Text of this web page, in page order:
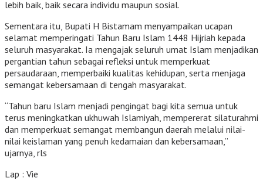
lebih baik, baik secara individu maupun sosial.
Sementara itu, Bupati H Bistamam menyampaikan ucapan
selamat memperingati Tahun Baru Islam 1448 Hijriah kepada
seluruh masyarakat. Ia mengajak seluruh umat Islam menjadikan
pergantian tahun sebagai refleksi untuk memperkuat
persaudaraan, memperbaiki kualitas kehidupan, serta menjaga
semangat kebersamaan di tengah masyarakat.
“Tahun baru Islam menjadi pengingat bagi kita semua untuk
terus meningkatkan ukhuwah Islamiyah, mempererat silaturahmi
dan memperkuat semangat membangun daerah melalui nilai-
nilai keislaman yang penuh kedamaian dan kebersamaan,”
ujarnya, rls
Lap : Vie